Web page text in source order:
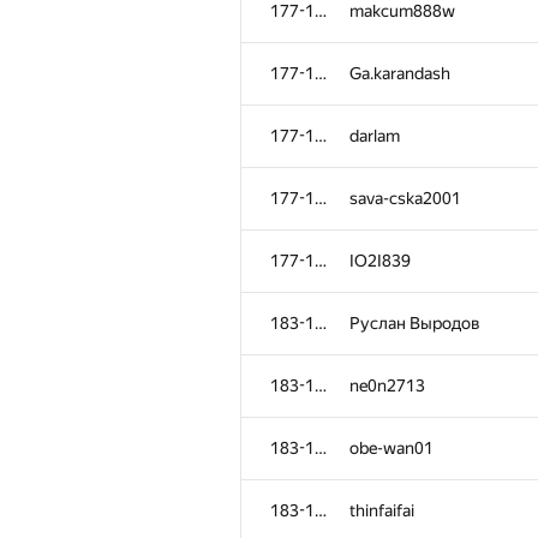
177-182 makcum888w
177-182 Ga.karandash
177-182 darlam
177-182 sava-cska2001
177-182 IO2I839
183-188 Руслан Выродов
183-188 ne0n2713
183-188 obe-wan01
183-188 thinfaifai
hepfkm.ibragimov